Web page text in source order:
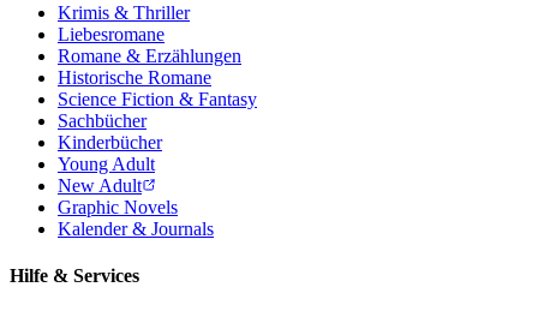
Krimis & Thriller
Liebesromane
Romane & Erzählungen
Historische Romane
Science Fiction & Fantasy
Sachbücher
Kinderbücher
Young Adult
New Adult
Graphic Novels
Kalender & Journals
Hilfe & Services